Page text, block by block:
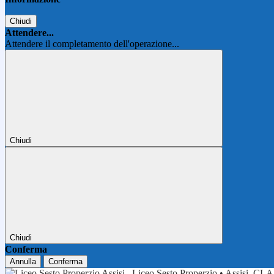
Chiudi
Attendere...
Attendere il completamento dell'operazione...
Chiudi
Chiudi
Conferma
Annulla Conferma